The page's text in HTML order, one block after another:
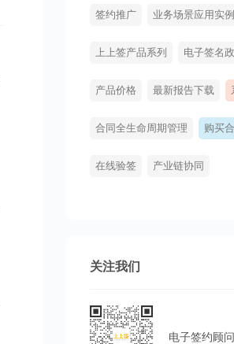
签约推广 业务场景应用实例
上上签产品系列 电子签名
产品价格 最新报告下载
合同全生命周期管理 购买
在线验签 产业链协同
关注我们
电子签约顾问